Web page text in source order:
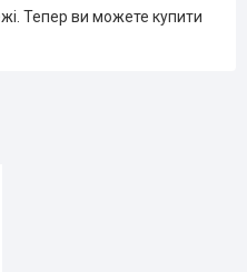
Тепер ви можете купити